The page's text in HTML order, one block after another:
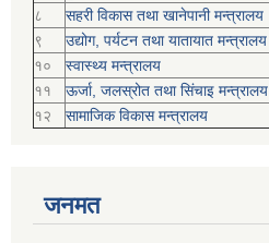
८
सहरी विकास तथा खानेपानी मन्त्रालय
९
उद्योग, पर्यटन तथा यातायात मन्त्रालय
१०
स्वास्थ्य मन्त्रालय
११
ऊर्जा, जलस्रोत तथा सिंचाइ मन्त्रालय
१२
सामाजिक विकास मन्‍‍त्रालय
जनमत